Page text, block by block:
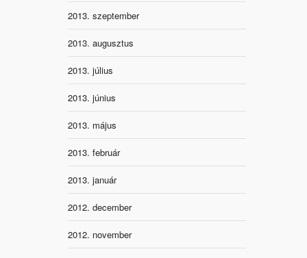
2013. szeptember
2013. augusztus
2013. július
2013. június
2013. május
2013. február
2013. január
2012. december
2012. november